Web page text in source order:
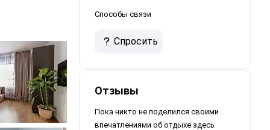
Способы связи
Спросить
Отзывы
Пока никто не поделился своими
впечатлениями об отдыхе здесь